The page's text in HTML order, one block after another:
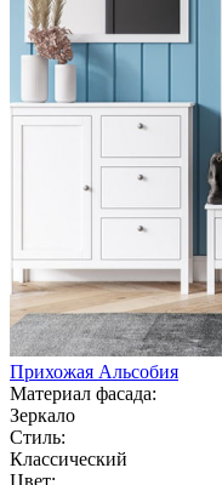
Прихожая Альсобия
Материал фасада:
Зеркало
Стиль:
Классический
Цвет: